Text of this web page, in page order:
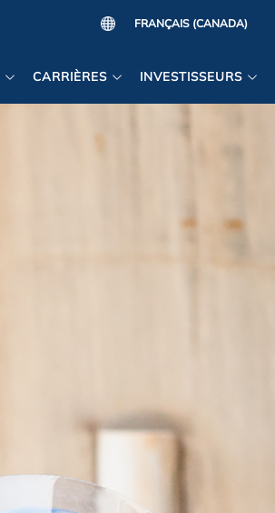
CARRIÈRES INVESTISSEURS